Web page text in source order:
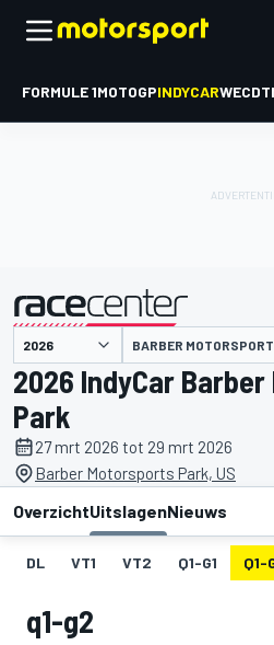
FORMULE 1MOTOGPINDYCARWEC
gepresenteerd door BARBER
2026 IndyCar
Park
27 mrt 2026 tot 29 mrt 2026
Barber Motorsports Park, US
OverzichtUitslagenNieuws
DL VT1 VT2 Q1-G1 Q1-
q1-g2